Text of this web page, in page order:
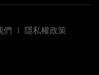
們
隱私權政策